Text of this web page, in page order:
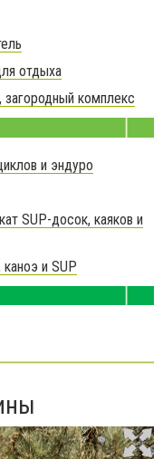
отдыха
комплекс
и эндуро
SUP-досок, каяков и
и SUP